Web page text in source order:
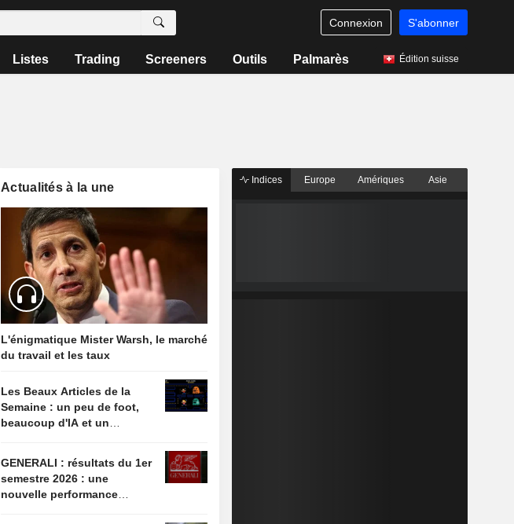
Connexion S'abonner
Listes Trading Screeners Outils Palmarès Édition suisse
Actualités à la une
L'énigmatique Mister Warsh, le marché
du travail et les taux
Les Beaux Articles de la
Semaine : un peu de foot,
beaucoup d'IA et un
GENERALI : résultats du 1er
semestre 2026 : une
nouvelle performance
Indices Europe Amériques Asie